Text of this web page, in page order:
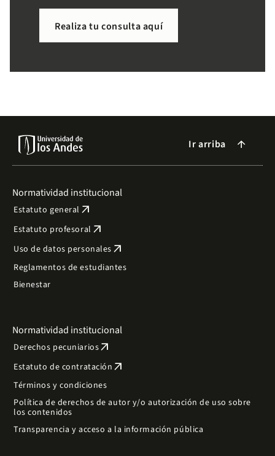
Realiza tu consulta aquí
Ir arriba arrow_forward
Normatividad institucional
Estatuto general arrow_outward
Estatuto profesoral arrow_outward
Uso de datos personales arrow_outward
Reglamentos de estudiantes
Bienestar
Normatividad institucional
Derechos pecuniariosarrow_outward
Estatuto de contratación arrow_outward
Términos y condiciones
Política de derechos de autor y/o autorización de uso sobre
los contenidos
Transparencia y acceso a la información pública